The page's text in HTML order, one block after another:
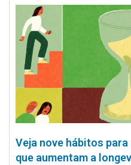
Veja nove hábitos
que aumentam a